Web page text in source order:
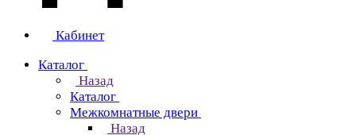
Кабинет
Каталог
Назад
Каталог
Межкомнатные двери
Назад